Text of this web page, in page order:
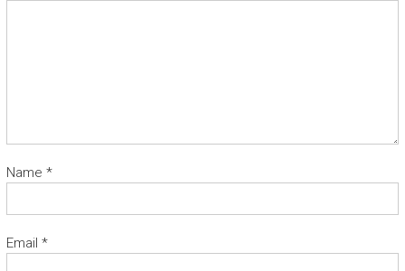
Name *
Email *